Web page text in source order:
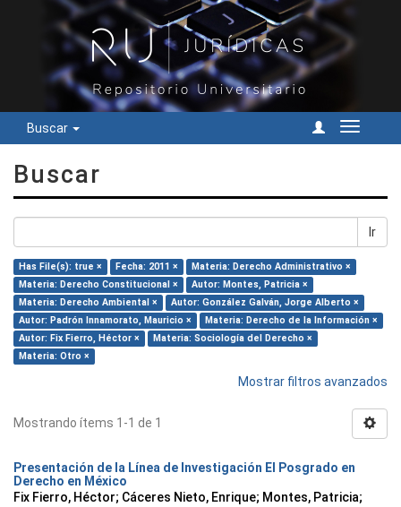
Buscar
Cambiar
Buscar
Ir
Has File(s): true × Fecha: 2011 ×
Materia: Derecho Administrativo ×
Materia: Derecho Constitucional ×
Autor: Montes, Patricia ×
Materia: Derecho Ambiental ×
Autor: González Galván, Jorge Alberto ×
Autor: Padrón Innamorato, Mauricio ×
Materia: Derecho de la Información ×
Autor: Fix Fierro, Héctor ×
Materia: Sociología del Derecho ×
Materia: Otro ×
Mostrar filtros avanzados
Mostrando ítems 1-1 de 1
Presentación de la Línea de Investigación El Posgrado en
Derecho en México
Fix Fierro, Héctor; Cáceres Nieto, Enrique; Montes, Patricia;